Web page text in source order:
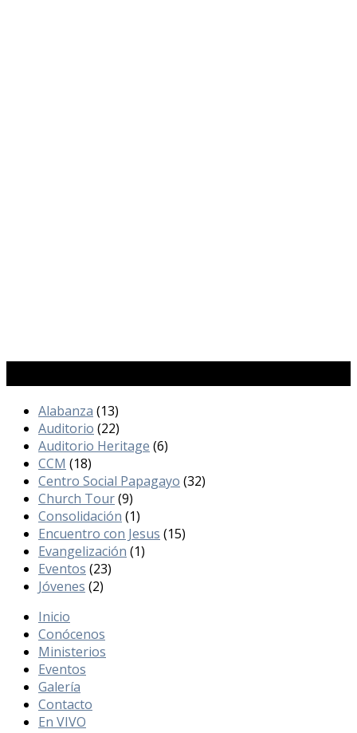
Alabanza (13)
Auditorio (22)
Auditorio Heritage (6)
CCM (18)
Centro Social Papagayo (32)
Church Tour(9)
Consolidación (1)
Encuentro con Jesus (15)
Evangelización (1)
Eventos (23)
Jóvenes (2)
Inicio
Conócenos
Ministerios
Eventos
Galería
Contacto
En VIVO